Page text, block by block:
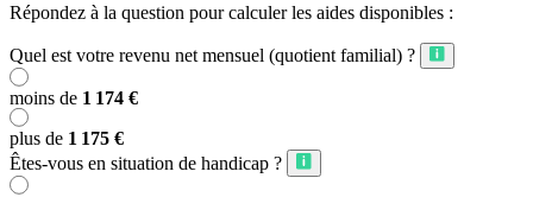
Répondez à la question pour calculer les aides disponibles :
Quel est votre revenu net mensuel (quotient familial) ?
moins de 1 174 €
plus de 1 175 €
Êtes-vous en situation de handicap ?